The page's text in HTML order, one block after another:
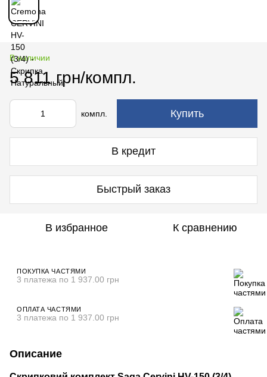
В наличии
5 811 грн/компл.
компл. Купить
В кредит
Быстрый заказ
В избранное К сравнению
ПОКУПКА ЧАСТЯМИ
3 платежа по 1 937.00 грн
ОПЛАТА ЧАСТЯМИ
3 платежа по 1 937.00 грн
Описание